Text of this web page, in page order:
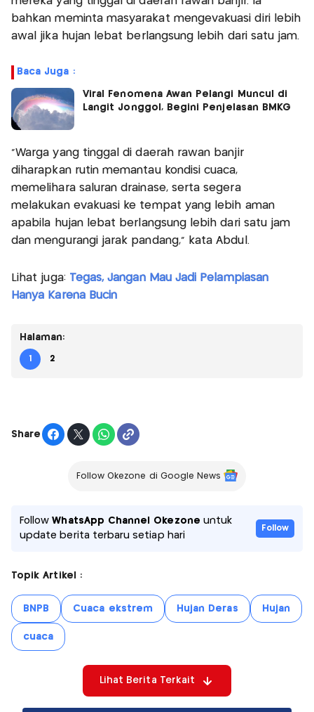
bahkan meminta masyarakat mengevakuasi diri lebih
awal jika hujan lebat berlangsung lebih dari satu jam.
Baca Juga :
Viral Fenomena Awan Pelangi Muncul di
Langit Jonggol, Begini Penjelasan BMKG
"Warga yang tinggal di daerah rawan banjir
diharapkan rutin memantau kondisi cuaca,
memelihara saluran drainase, serta segera
melakukan evakuasi ke tempat yang lebih aman
apabila hujan lebat berlangsung lebih dari satu jam
dan mengurangi jarak pandang," kata Abdul.
Lihat juga: Tegas, Jangan Mau Jadi Pelampiasan
Hanya Karena Bucin
Halaman:
1 2
Share
Follow Okezone di Google News
FollowWhatsApp Channel Okezone untuk
update berita terbaru setiap hari
Follow
Topik Artikel :
BNPB Cuaca ekstrem Hujan Deras Hujan
cuaca
Lihat Berita Terkait